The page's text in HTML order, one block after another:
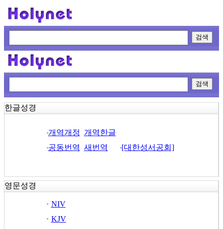
한글성경
개역개정 개역한글
공동번역 새번역 [대한성서공회]
영문성경
NIV
KJV